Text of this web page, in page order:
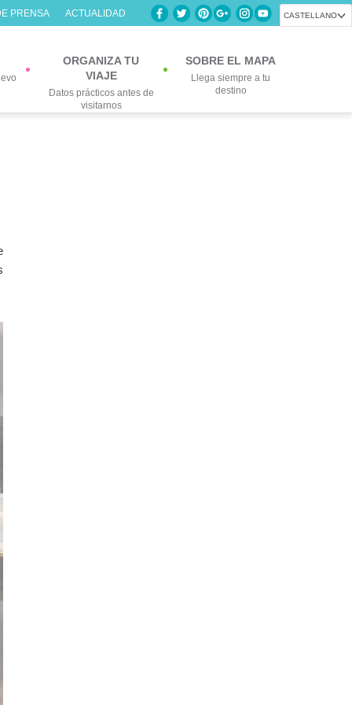
CASTELLANO
PRENSA ACTUALIDAD
ORGANIZA TU
VIAJE
Datos prácticos antes de
visitarnos
SOBRE EL MAPA
Llega siempre a tu
destino